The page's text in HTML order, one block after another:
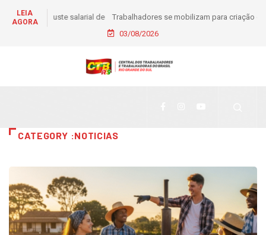
LEIA
AGORA
Trabalhadores se mobilizam para criação de comitê em
apoio à pré-candidatura de Daiana Santos
03/08/2026
CATEGORY :NOTICIAS